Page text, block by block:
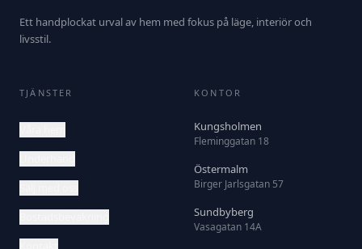
Ett handplockat urval av hem med fokus på läge, interiör och
livsstil.
TJÄNSTER KONTOR
Kungsholmen
Fleminggatan 18
Östermalm
Birger Jarlsgatan 57
Sundbyberg
Vasagatan 14A